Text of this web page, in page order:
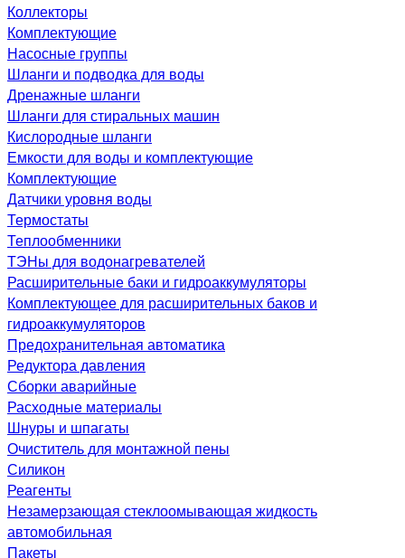
Коллекторы
Комплектующие
Насосные группы
Шланги и подводка для воды
Дренажные шланги
Шланги для стиральных машин
Кислородные шланги
Емкости для воды и комплектующие
Комплектующие
Датчики уровня воды
Термостаты
Теплообменники
ТЭНы для водонагревателей
Расширительные баки и гидроаккумуляторы
Комплектующее для расширительных баков и
гидроаккумуляторов
Предохранительная автоматика
Редуктора давления
Сборки аварийные
Расходные материалы
Шнуры и шпагаты
Очиститель для монтажной пены
Силикон
Реагенты
Незамерзающая стеклоомывающая жидкость
автомобильная
Пакеты